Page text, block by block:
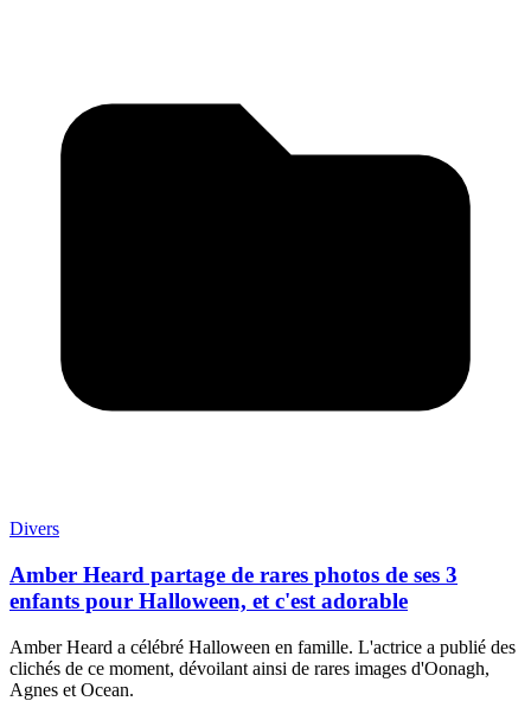
Divers
Amber Heard partage de rares photos de ses 3
enfants pour Halloween, et c'est adorable
Amber Heard a célébré Halloween en famille. L'actrice a publié des
clichés de ce moment, dévoilant ainsi de rares images d'Oonagh,
Agnes et Ocean.